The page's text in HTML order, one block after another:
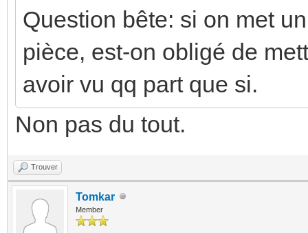
Question bête: si on met
pièce, est-on obligé de
avoir vu qq part que si.
Non pas du tout.
Trouver
Tomkar
Member